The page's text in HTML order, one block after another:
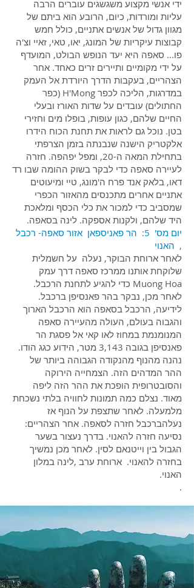
ידי אנשי מקצוע משגשגים עוברים הרבה
עליות ומורדות, כיום, הרובע הוא ביתם של
מגוון גדול של אנשים אתניים, כולל חמש
קבוצות עיקריות של המונג, יאו, טאי, זאיי וצ'ה
פו... סאפה היא יעד הנופש הבולט, המועדף
על ידי מקומיים ותיירים זרים כאחד. אחר
הצהריים, בעקבות הדרך היורדת אל העמק
במדרגות, הליכה לכפר H'Mong (כפר
החתולים) עובדים על שדות האורז ובעלי
החיים שלהם, כגון עופות, בופלו מים וחזירי
בטן. נוכל גם לראות את תחנת הכוח הידרו
אלקטריק הישנה שנבנתה בזמן הצרפתי
בתחילת המאה ה-20, ומפל יפהפה. חזרה
לעיירה סאפה כדי לבקר בשוק ההומה שבו רד
דאו, בלאק אנד פרח ה'מונג, טיי ומיעוטים
אתניים אחרים מתכנסים מהאזור הכפרי
שמסביב כדי למכור את כלי הכסף ומלאכת
היד שלהם, ולקנות אספקה. לינה בסאפה.
יום מס' 5: הר פאניספאן אזור סאפה- רכבל
, האנוי
לאחר ארוחת הבוקר, נעלה על חשמלית
שלוקחת אותנו ממרכז סאפה דרך עמק
Muong Hoa כדי להגיע לתחנת הרכבל.
לאחר מכן, נבקר בהר פאנסיפן ברכבל.
לידיעה, הרכבל בסאפה הוא הרכבל הארוך
והגבוה בעולם, העולה מהעיירה סאפה
המנומנמת במחוז לאו קאי אל פסגת הר
פאנסיפן בגובה 3,143 מטר, הידוע כגג הודו.
נהנה מהנוף מהנקודה הגבוהה ביותר של
ההר המדהים הזה. הצמחייה הירוקה
והסובטרופית הופכת את ההר הזה ליפה
מאוד. נצלם כמה תמונות לחוויה בלתי נשכחת
מלמעלה. לאחר שתצפת על הנוף אז
נעלהברכבל חזרה לסאפה. אחר הצהריים:
נסיעה חזרה להאנוי. בדרך נעצור בשער
הגבול בין וייטנאם לסין. לאחר מכן נמשיך
בחזרה להאנוי. ארוחת ערב ,לינה במלון
האנוי.
.